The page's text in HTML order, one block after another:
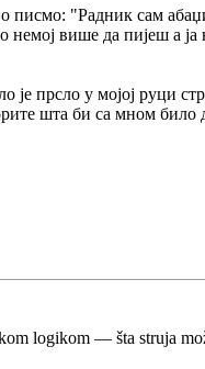
"Радник сам
више да пијеш а
је прсло у мојој руци
шта би са мном
logikom — šta struja